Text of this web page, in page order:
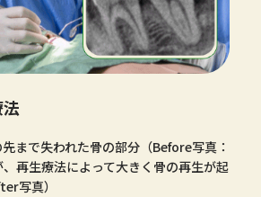
まで失われた骨の部分（Before写真：
再生療法によって大きく骨の再生が起
写真）